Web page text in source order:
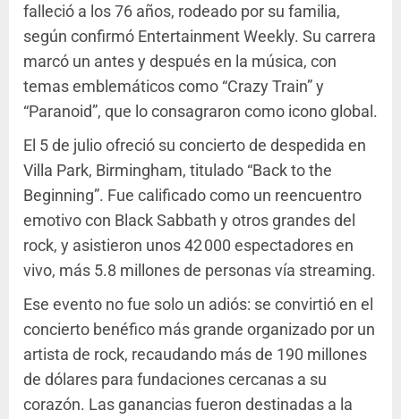
falleció a los 76 años, rodeado por su familia,
según confirmó Entertainment Weekly. Su carrera
marcó un antes y después en la música, con
temas emblemáticos como “Crazy Train” y
“Paranoid”, que lo consagraron como icono global.
El 5 de julio ofreció su concierto de despedida en
Villa Park, Birmingham, titulado “Back to the
Beginning”. Fue calificado como un reencuentro
emotivo con Black Sabbath y otros grandes del
rock, y asistieron unos 42 000 espectadores en
vivo, más 5.8 millones de personas vía streaming.
Ese evento no fue solo un adiós: se convirtió en el
concierto benéfico más grande organizado por un
artista de rock, recaudando más de 190 millones
de dólares para fundaciones cercanas a su
corazón. Las ganancias fueron destinadas a la